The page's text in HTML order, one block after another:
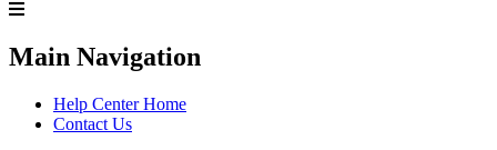
Main Navigation
Help Center Home
Contact Us